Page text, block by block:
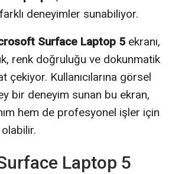
deneyimler sunabiliyor.
Surface Laptop 5 ekranı,
renk doğruluğu ve dokunmatik
çekiyor. Kullanıcılarına görsel
bir deneyim sunan bu ekran,
hem de profesyonel işler için
Laptop 5